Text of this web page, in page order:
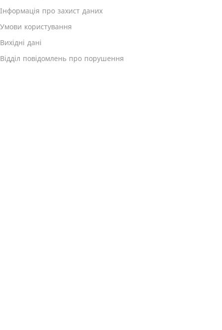
Інформація про захист даних
Умови користування
Вихідні дані
Відділ повідомлень про порушення